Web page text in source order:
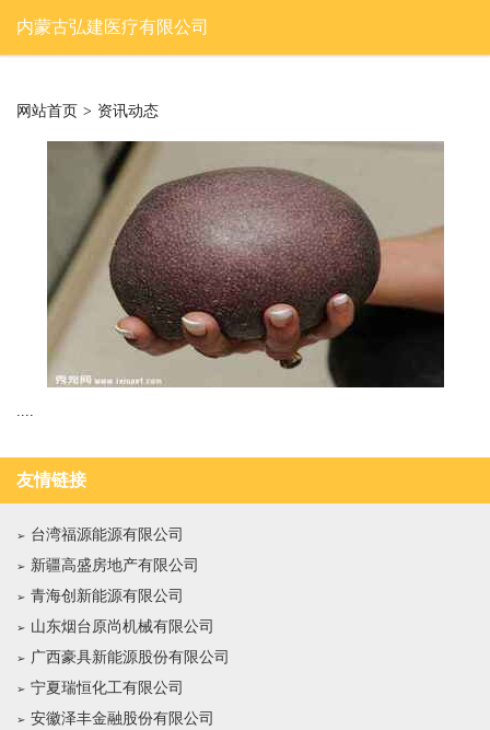
内蒙古弘建医疗有限公司
网站首页 > 资讯动态
....
友情链接
台湾福源能源有限公司
新疆高盛房地产有限公司
青海创新能源有限公司
山东烟台原尚机械有限公司
广西豪具新能源股份有限公司
宁夏瑞恒化工有限公司
安徽泽丰金融股份有限公司